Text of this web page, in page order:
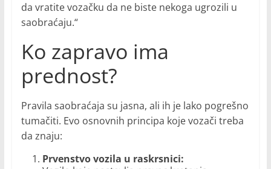
da vratite vozačku da ne biste nekoga ugrozili u
saobraćaju.“
Ko zapravo ima
prednost?
Pravila saobraćaja su jasna, ali ih je lako pogrešno
tumačiti. Evo osnovnih principa koje vozači treba
da znaju:
Prvenstvo vozila u raskrsnici: